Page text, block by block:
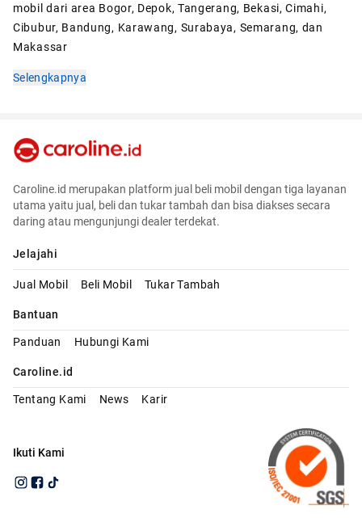
mobil dari area Bogor, Depok, Tangerang, Bekasi, Cimahi,
Cibubur, Bandung, Karawang, Surabaya, Semarang, dan
Makassar
Selengkapnya
Caroline.id merupakan platform jual beli mobil dengan tiga layanan
utama yaitu jual, beli dan tukar tambah dan bisa diakses secara
daring atau mengunjungi dealer terdekat.
Jelajahi
Jual Mobil Beli Mobil Tukar Tambah
Bantuan
Panduan Hubungi Kami
Caroline.id
Tentang Kami News Karir
Ikuti Kami